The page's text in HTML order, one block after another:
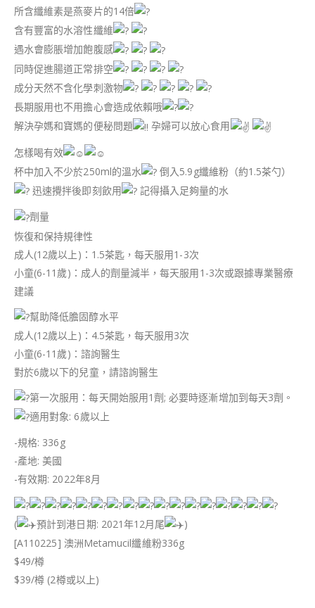
所含纖維素是燕麥片的14倍
含有豐富的水溶性纖維
遇水會膨脹增加飽腹感
同時促進腸道正常排空
成分天然不含化學刺激物
長期服用也不用擔心會造成依賴哦
解決孕媽和寶媽的便秘問題
孕婦可以放心食用
​怎樣喝有效
杯中加入不少於250ml的溫水
倒入5.9g纖維粉（約1.5茶勺）
迅速攪拌後即刻飲用
記得攝入足夠量的水
劑量
恢復和保持規律性
成人(12歲以上)：1.5茶匙，每天服用1-3次
小童(6-11歲)：成人的劑量減半，每天服用1-3次或跟據專業醫療
建議
幫助降低膽固醇水平
成人(12歲以上)：4.5茶匙，每天服用3次
小童(6-11歲)：諮詢醫生
對於6歲以下的兒童，請諮詢醫生
第一次服用：每天開始服用1劑; 必要時逐漸增加到每天3劑。
適用對象: 6歲以上
-規格: 336g
-產地: 美國
-有效期: 2022年8月
( 預計到港日期: 2021年12月尾
)
[A110225] 澳洲Metamucil纖維粉336g
$49/樽
$39/樽 (2樽或以上)